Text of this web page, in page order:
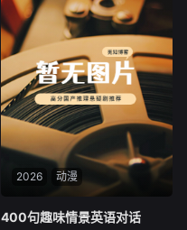
2026 动漫
400句趣味情景英语对话